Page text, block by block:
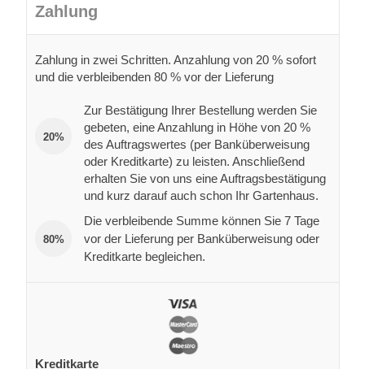
Zahlung
Zahlung in zwei Schritten. Anzahlung von 20 % sofort
und die verbleibenden 80 % vor der Lieferung
20%
Zur Bestätigung Ihrer Bestellung werden Sie
gebeten, eine Anzahlung in Höhe von 20 %
des Auftragswertes (per Banküberweisung
oder Kreditkarte) zu leisten. Anschließend
erhalten Sie von uns eine Auftragsbestätigung
und kurz darauf auch schon Ihr Gartenhaus.
80%
Die verbleibende Summe können Sie 7 Tage
vor der Lieferung per Banküberweisung oder
Kreditkarte begleichen.
Kreditkarte